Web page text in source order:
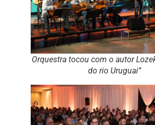
Orquestra tocou com o autor
do rio Uruguai”